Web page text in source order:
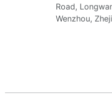
Road,
Wenzhou,